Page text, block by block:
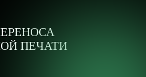
ПЕЧАТИ